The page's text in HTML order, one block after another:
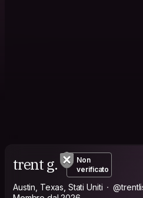
trent g.
Non
verificato
Austin, Texas, Stati Uniti